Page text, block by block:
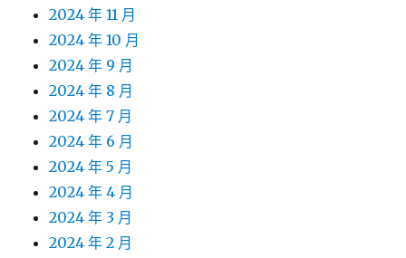
2024 年 11 月
2024 年 10 月
2024 年 9 月
2024 年 8 月
2024 年 7 月
2024 年 6 月
2024 年 5 月
2024 年 4 月
2024 年 3 月
2024 年 2 月